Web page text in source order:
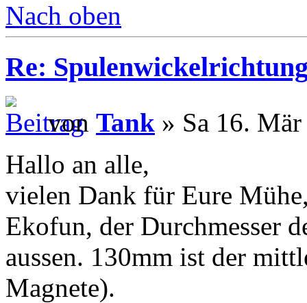
Nach oben
Re:
von Tank » Sa 16.
Hallo an alle,
vielen Dank für Eure
Ekofun, der Durchmesser
aussen. 130mm ist der
Magnete).